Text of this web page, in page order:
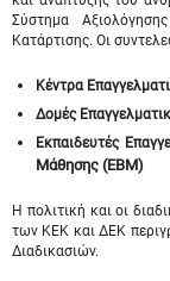
Σύστημα
Κατάρτισης. Οι
Κέντρα
Δομές
Εκπαιδευτές
Μάθησης (ΕΒΜ)
Η πολιτική και οι
των ΚΕΚ και ΔΕΚ
Διαδικασιών.